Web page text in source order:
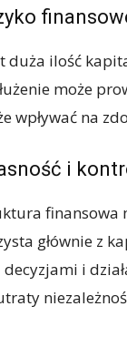
duża ilość
może
wpływać na
i
finansowa
głównie z
decyzjami i